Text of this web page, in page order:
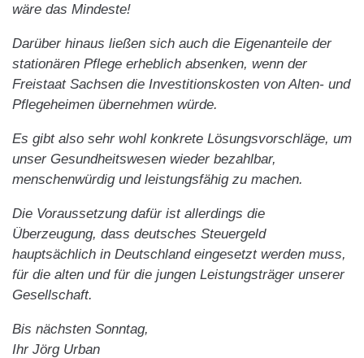
wäre das Mindeste!
Darüber hinaus ließen sich auch die Eigenanteile der
stationären Pflege erheblich absenken, wenn der
Freistaat Sachsen die Investitionskosten von Alten- und
Pflegeheimen übernehmen würde.
Es gibt also sehr wohl konkrete Lösungsvorschläge, um
unser Gesundheitswesen wieder bezahlbar,
menschenwürdig und leistungsfähig zu machen.
Die Voraussetzung dafür ist allerdings die
Überzeugung, dass deutsches Steuergeld
hauptsächlich in Deutschland eingesetzt werden muss,
für die alten und für die jungen Leistungsträger unserer
Gesellschaft.
Bis nächsten Sonntag,
Ihr Jörg Urban